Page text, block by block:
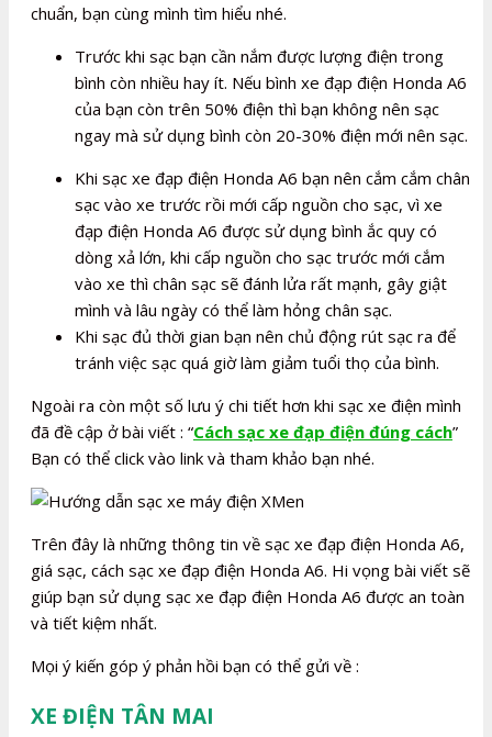
chuẩn, bạn cùng mình tìm hiểu nhé.
Trước khi sạc bạn cần nắm được lượng điện trong
bình còn nhiều hay ít. Nếu bình xe đạp điện Honda A6
của bạn còn trên 50% điện thì bạn không nên sạc
ngay mà sử dụng bình còn 20-30% điện mới nên sạc.
Khi sạc xe đạp điện Honda A6 bạn nên cắm cắm chân
sạc vào xe trước rồi mới cấp nguồn cho sạc, vì xe
đạp điện Honda A6 được sử dụng bình ắc quy có
dòng xả lớn, khi cấp nguồn cho sạc trước mới cắm
vào xe thì chân sạc sẽ đánh lửa rất mạnh, gây giật
mình và lâu ngày có thể làm hỏng chân sạc.
Khi sạc đủ thời gian bạn nên chủ động rút sạc ra để
tránh việc sạc quá giờ làm giảm tuổi thọ của bình.
Ngoài ra còn một số lưu ý chi tiết hơn khi sạc xe điện mình
đã đề cập ở bài viết : “Cách sạc xe đạp điện đúng cách”
Bạn có thể click vào link và tham khảo bạn nhé.
Trên đây là những thông tin về sạc xe đạp điện Honda A6,
giá sạc, cách sạc xe đạp điện Honda A6. Hi vọng bài viết sẽ
giúp bạn sử dụng sạc xe đạp điện Honda A6 được an toàn
và tiết kiệm nhất.
Mọi ý kiến góp ý phản hồi bạn có thể gửi về :
XE ĐIỆN TÂN MAI